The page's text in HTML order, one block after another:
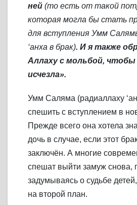
ней (то есть от такой
которая могла бы стать
для вступления Умм
‘анха в брак). И я также
Аллаху с мольбой, чтобы
исчезла».
Умм Саляма (радиаллаху
спешить с вступлением в
Прежде всего она хотела
дочь в случае, если этот
заключён. А многие
спешат выйти замуж снова,
задумываясь о судьбе
на второй план.